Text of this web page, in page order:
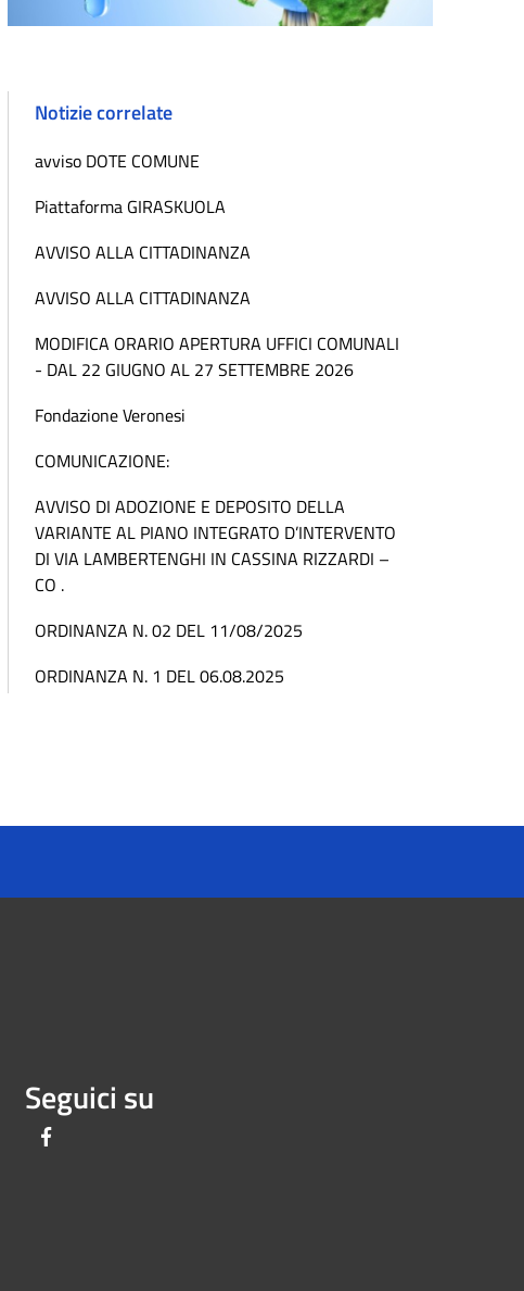
Notizie correlate
avviso DOTE COMUNE
Piattaforma GIRASKUOLA
AVVISO ALLA CITTADINANZA
AVVISO ALLA CITTADINANZA
MODIFICA ORARIO APERTURA UFFICI COMUNALI
- DAL 22 GIUGNO AL 27 SETTEMBRE 2026
Fondazione Veronesi
COMUNICAZIONE:
AVVISO DI ADOZIONE E DEPOSITO DELLA
VARIANTE AL PIANO INTEGRATO D’INTERVENTO
DI VIA LAMBERTENGHI IN CASSINA RIZZARDI –
CO .
ORDINANZA N. 02 DEL 11/08/2025
ORDINANZA N. 1 DEL 06.08.2025
Seguici su